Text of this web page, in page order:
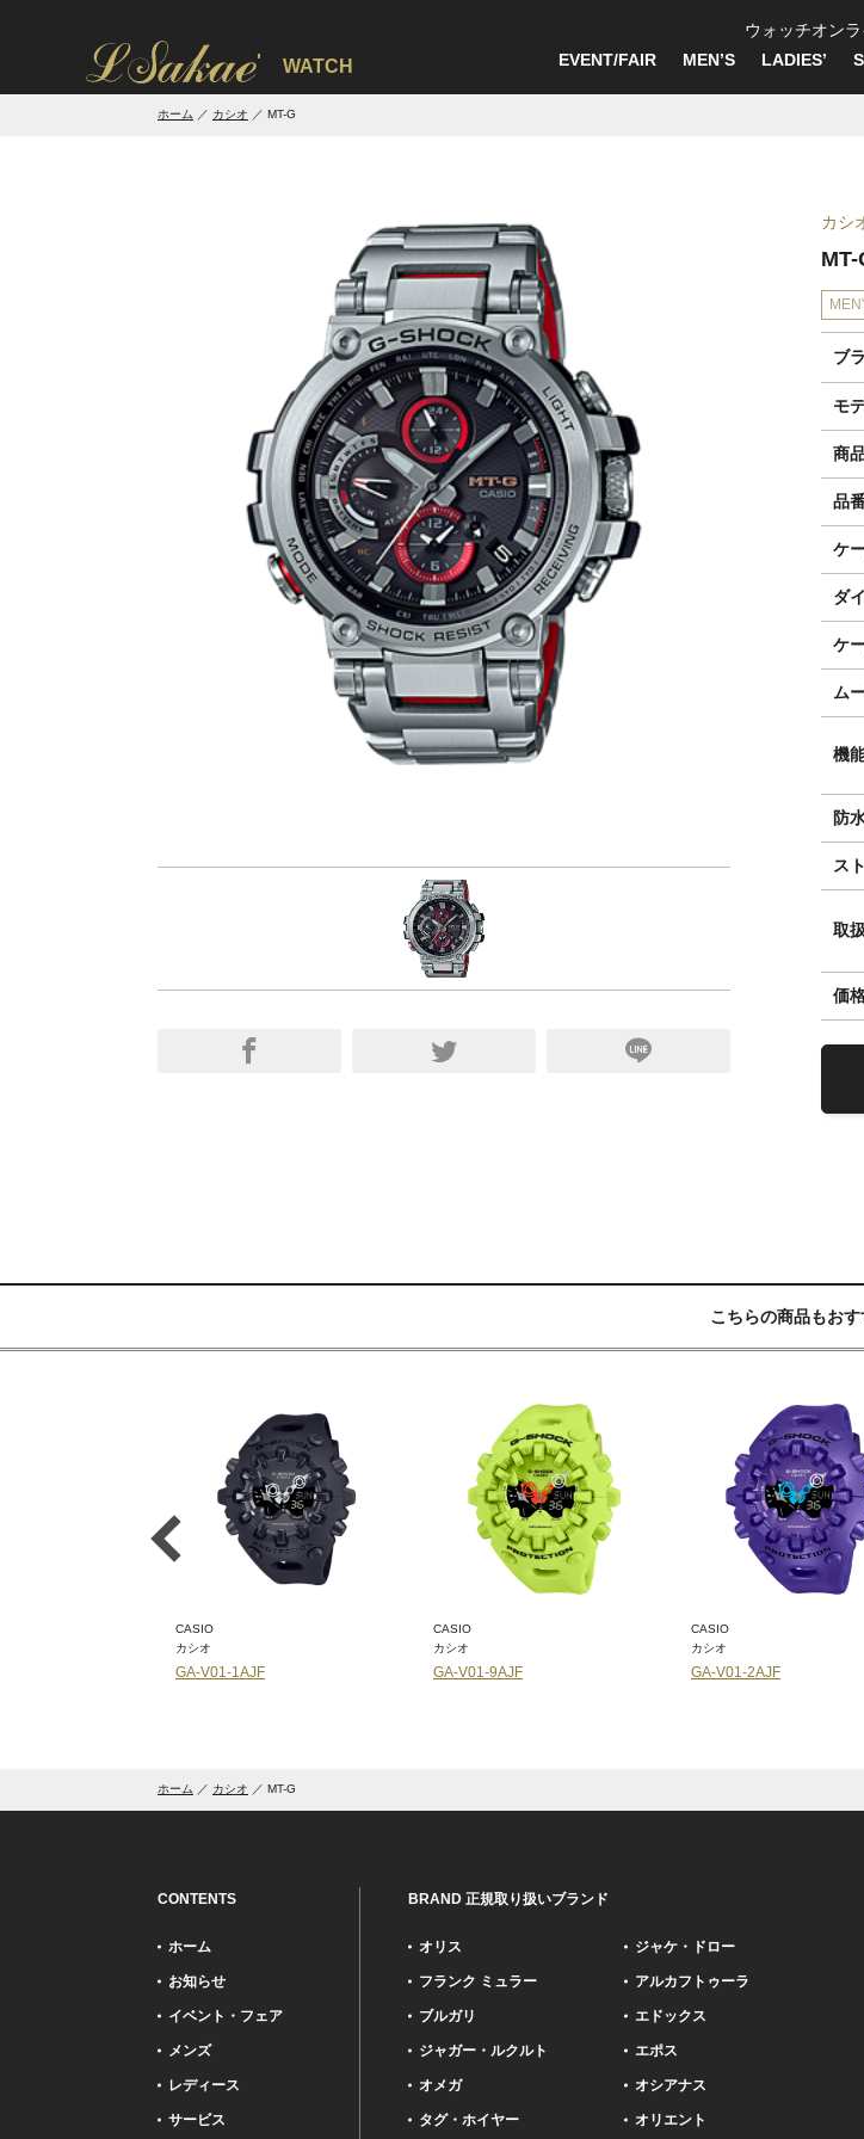
' WATCH
ウォッチオン
EVENT/FAIR
MEN’S LADIES’
ホーム カシオ MT-G
カシ
MT-
ブ
モ
商
品
ケ
ダ
ケ
ム
機
防
ス
取
価
こちらの商品もお
CASIO
カシオ
GA-V01-1AJF
CASIO
カシオ
GA-V01-9AJF
CASIO
カシオ
GA-V01-2AJF
ホーム カシオ MT-G
CONTENTS
ホーム
お知らせ
イベント・フェア
メンズ
レディース
サービス
BRAND 正規取り扱いブランド
オリス
フランク ミュラー
ブルガリ
ジャガー・ルクルト
オメガ
タグ・ホイヤー
ジャケ・ドロー
アルカフトゥーラ
エドックス
エポス
オシアナス
オリエント